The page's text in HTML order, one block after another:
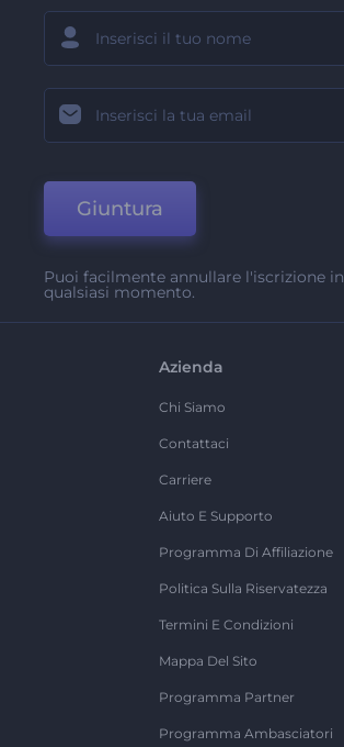
Giuntura
Puoi facilmente annullare l'iscrizione in
qualsiasi momento.
Azienda
Chi Siamo
Contattaci
Carriere
Aiuto E Supporto
Programma Di Affiliazione
Politica Sulla Riservatezza
Termini E Condizioni
Mappa Del Sito
Programma Partner
Programma Ambasciatori